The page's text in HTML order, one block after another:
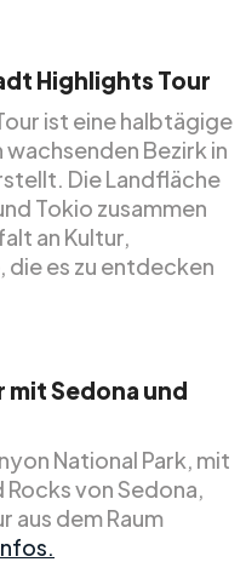
Highlights Tour
ist eine halbtägige
Bezirk in
Die Landfläche
Tokio zusammen
an Kultur,
es zu entdecken
mit Sedona und
National Park, mit
Rocks von Sedona,
aus dem Raum